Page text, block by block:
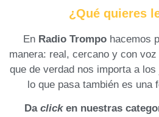
¿Qué quieres
En Radio Trompo hacemos
manera: real, cercano y con
que de verdad nos importa a
lo que pasa también es una
Da clicken nuestras